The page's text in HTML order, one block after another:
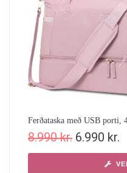
Ferðataska með USB
8.990kr. 6.990 kr.